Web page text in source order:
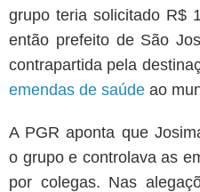
grupo teria solicitado R$
então prefeito de São
contrapartida pela
emendas de saúde ao
A PGR aponta que
o grupo e controlava as
por colegas. Nas